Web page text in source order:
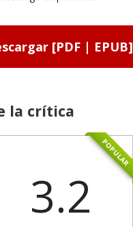
[PDF | EPUB]
la crítica
POPULAR
3.2